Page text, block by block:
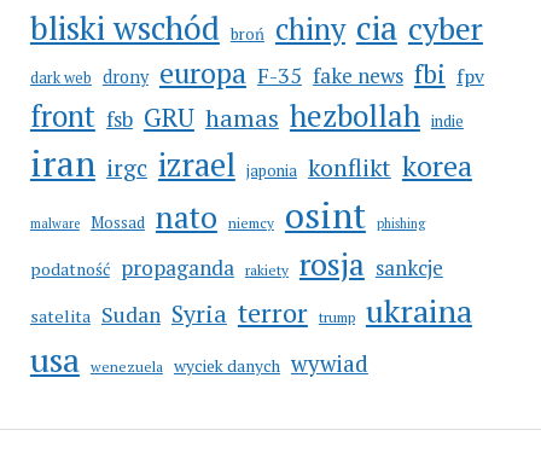
bliski wschód broń chiny cia cyber
dark web drony europa F-35 fake news fbi fpv
front fsb GRU hamas hezbollah indie
iran irgc izrael japonia konflikt korea
malware Mossad nato niemcy osint phishing
podatność propaganda rakiety rosja sankcje
satelita Sudan Syria terror trump ukraina
usa wenezuela wyciek danych wywiad